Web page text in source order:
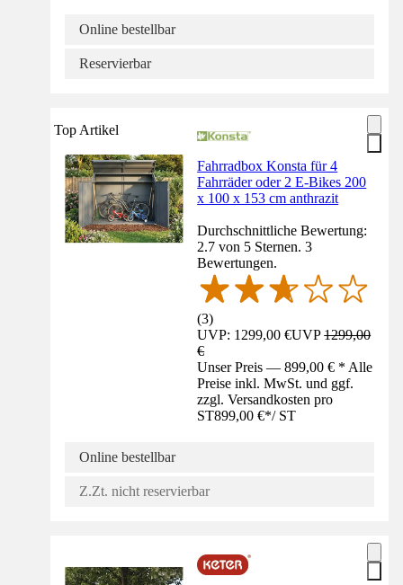
Online bestellbar
Reservierbar
Top Artikel
Fahrradbox Konsta für 4
Fahrräder oder 2 E-Bikes 200
x 100 x 153 cm anthrazit
Durchschnittliche Bewertung:
2.7 von 5 Sternen. 3
Bewertungen.
(3)
UVP: 1299,00 €UVP1299,00
€
Unser Preis — 899,00 € * Alle
Preise inkl. MwSt. und ggf.
zzgl. Versandkosten pro
ST899,00 €*/ ST
Online bestellbar
Z.Zt. nicht reservierbar